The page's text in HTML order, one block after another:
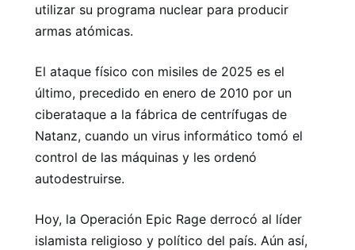
utilizar su programa nuclear para producir
armas atómicas.
El ataque físico con misiles de 2025 es el
último, precedido en enero de 2010 por un
ciberataque a la fábrica de centrífugas de
Natanz, cuando un virus informático tomó el
control de las máquinas y les ordenó
autodestruirse.
Hoy, la Operación Epic Rage derrocó al líder
islamista religioso y político del país. Aún así,